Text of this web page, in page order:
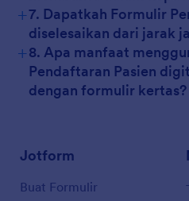
+7. Dapatkah Formulir
diselesaikan dari jarak
+8. Apa manfaat
Pendaftaran Pasien
dengan formulir kertas?
Jotform
Buat Formulir